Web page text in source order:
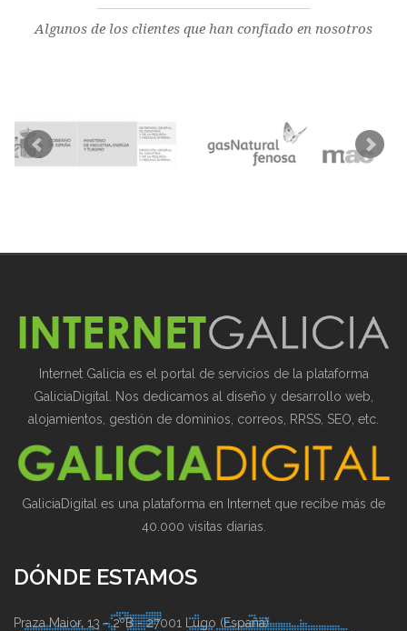
Algunos de los clientes que han confiado en nosotros
Internet Galicia es el portal de servicios de la plataforma
GaliciaDigital. Nos dedicamos al diseño y desarrollo web,
alojamientos, gestión de dominios, correos, RRSS, SEO, etc.
GaliciaDigital es una plataforma en Internet que recibe más de
40.000 visitas diarias.
DÓNDE ESTAMOS
Praza Maior, 13 - 2ºB - 27001 Lugo (España)